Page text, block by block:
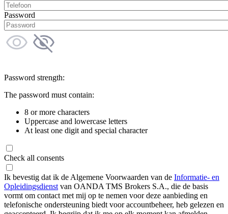
Password
Password strength:
The password must contain:
8 or more characters
Uppercase and lowercase letters
At least one digit and special character
Check all consents
Ik bevestig dat ik de Algemene Voorwaarden van de Informatie- en
Opleidingsdienst van OANDA TMS Brokers S.A., die de basis
vormt om contact met mij op te nemen voor deze aanbieding en
telefonische ondersteuning biedt voor accountbeheer, heb gelezen en